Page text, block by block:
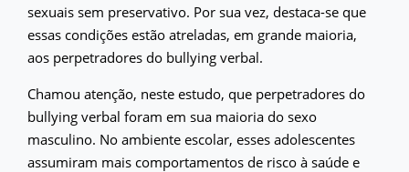
sexuais sem preservativo. Por sua vez, destaca-se que
essas condições estão atreladas, em grande maioria,
aos perpetradores do bullying verbal.
Chamou atenção, neste estudo, que perpetradores do
bullying verbal foram em sua maioria do sexo
masculino. No ambiente escolar, esses adolescentes
assumiram mais comportamentos de risco à saúde e